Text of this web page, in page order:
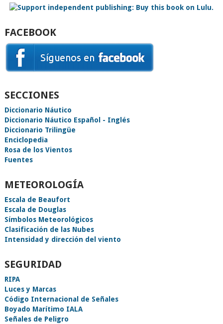
FACEBOOK
SECCIONES
Diccionario Náutico
Diccionario Náutico Español - Inglés
Diccionario Trilingüe
Enciclopedia
Rosa de los Vientos
Fuentes
METEOROLOGÍA
Escala de Beaufort
Escala de Douglas
Símbolos Meteorológicos
Clasificación de las Nubes
Intensidad y dirección del viento
SEGURIDAD
RIPA
Luces y Marcas
Código Internacional de Señales
Boyado Marítimo IALA
Señales de Peligro